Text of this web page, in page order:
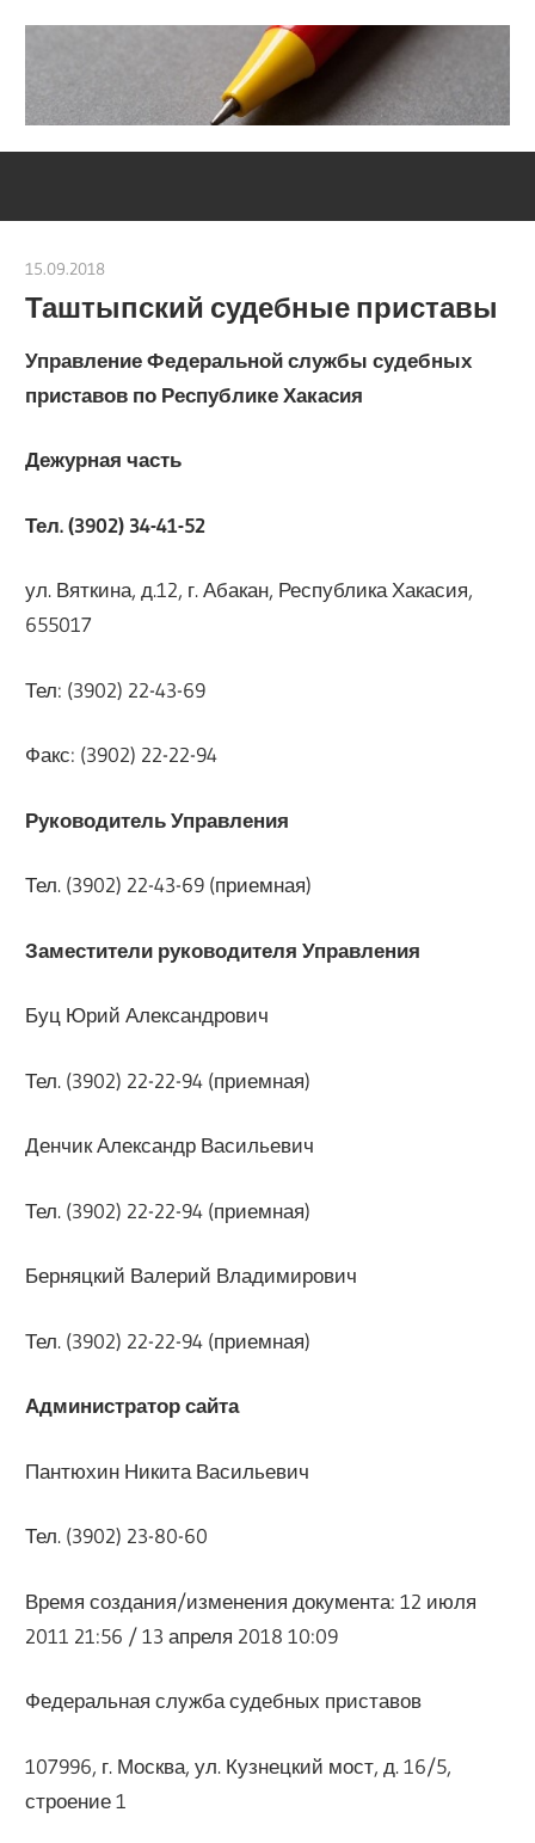
15.09.2018
Таштыпский судебные приставы
Управление Федеральной службы судебных
приставов по Республике Хакасия
Дежурная часть
Тел. (3902) 34-41-52
ул. Вяткина, д.12, г. Абакан, Республика Хакасия,
655017
Тел: (3902) 22-43-69
Факс: (3902) 22-22-94
Руководитель Управления
Тел. (3902) 22-43-69 (приемная)
Заместители руководителя Управления
Буц Юрий Александрович
Тел. (3902) 22-22-94 (приемная)
Денчик Александр Васильевич
Тел. (3902) 22-22-94 (приемная)
Берняцкий Валерий Владимирович
Тел. (3902) 22-22-94 (приемная)
Администратор сайта
Пантюхин Никита Васильевич
Тел. (3902) 23-80-60
Время создания/изменения документа: 12 июля
2011 21:56 / 13 апреля 2018 10:09
Федеральная служба судебных приставов
107996, г. Москва, ул. Кузнецкий мост, д. 16/5,
строение 1